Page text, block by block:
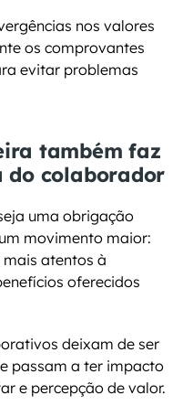
nos valores
os comprovantes
evitar problemas
também faz
do colaborador
uma obrigação
movimento maior:
atentos à
oferecidos
deixam de ser
passam a ter impacto
e percepção de valor.